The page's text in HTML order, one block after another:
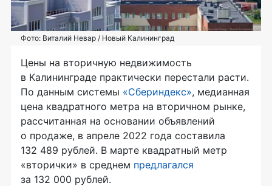
Фото: Виталий Невар / Новый Калининград
Цены на вторичную недвижимость
в Калининграде практически перестали расти.
По данным системы «Сбериндекс», медианная
цена квадратного метра на вторичном рынке,
рассчитанная на основании объявлений
о продаже, в апреле 2022 года составила
132 489 рублей. В марте квадратный метр
«вторички» в среднем предлагался
за 132 000 рублей.